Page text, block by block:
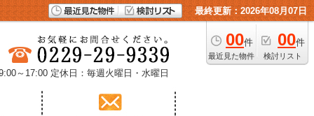
最終更新：2026年08月07日
00件
最近見た物件
00件
検討リスト
～17:00 定休日：毎週火曜日・水曜日